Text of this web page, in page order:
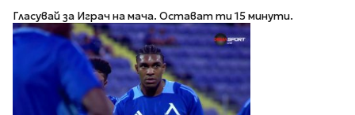
Гласувай за Играч на мача. Остават ти 15 минути.